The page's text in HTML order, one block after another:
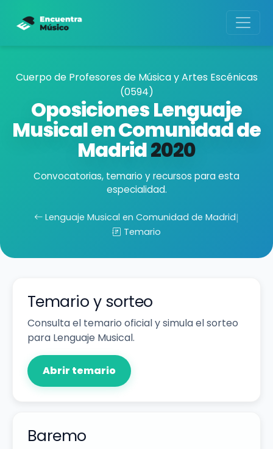
Cuerpo de Profesores de Música y Artes Escénicas
(0594)
Oposiciones Lenguaje
Musical en Comunidad de
Madrid2020
Convocatorias, temario y recursos para esta
especialidad.
Lenguaje Musical en Comunidad de Madrid|
Temario
Temario y sorteo
Consulta el temario oficial y simula el sorteo
para Lenguaje Musical.
Abrir temario
Baremo